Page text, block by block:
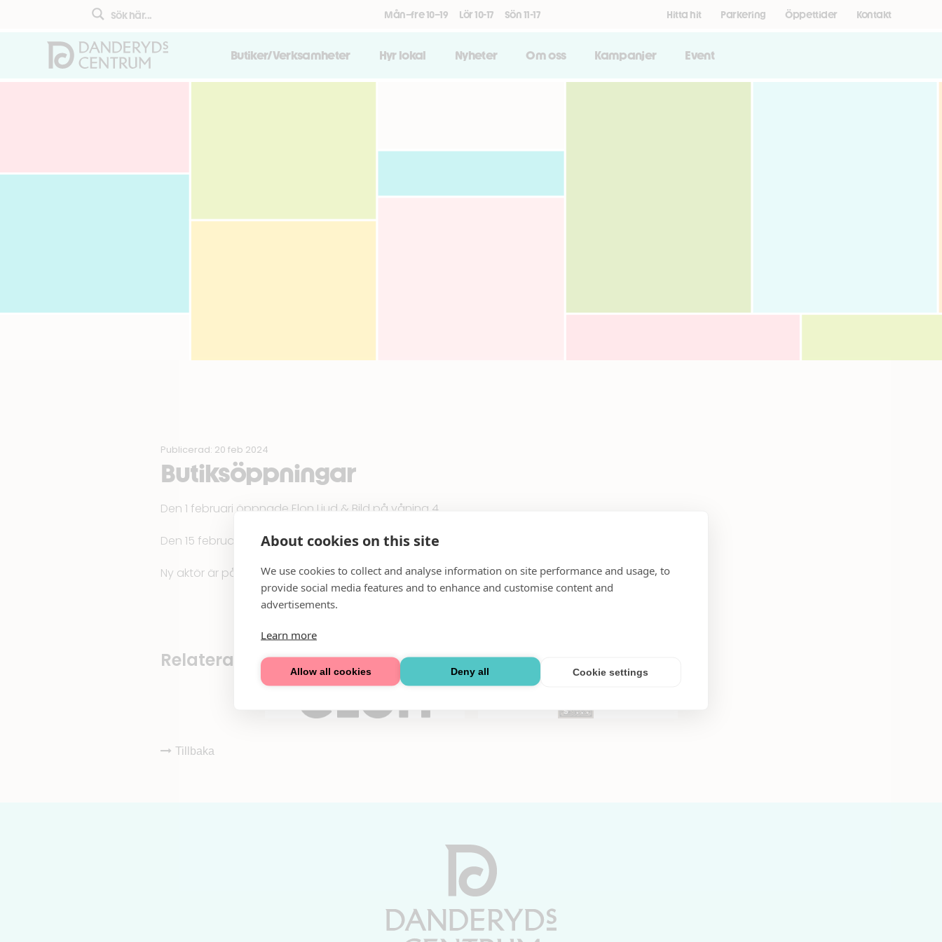
About cookies on this site
We use cookies to collect and analyse information on site performance and usage, to
provide social media features and to enhance and customise content and
advertisements.
Learn more
Allow all cookies Deny all Cookie settings
Mån–fre 10–19 Lör 10-17 Sön 11-17 Hitta hit Parkering Öppettider Kontakt
Butiker/Verksamheter Hyr lokal Nyheter Om oss Kampanjer Event
Publicerad: 20 feb 2024
Butiksöppningar
Den 1 februari öppnade Elon Ljud & Bild på våning 4.
Den 15 februari slårRitualsupp dörrarna till sin nya butik på våning 4, i
Ny aktör är på väg in i Teknikmagasinets tidigare lokal.
Relaterade butiker
Tillbaka